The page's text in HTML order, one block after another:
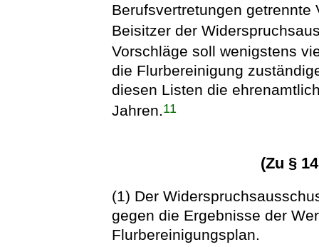
Berufsvertretungen
Beisitzer der
Vorschläge soll wenigstens
die Flurbereinigung
diesen Listen die
Jahren.11
(Zu §
(1) Der
gegen die Ergebnisse der
Flurbereinigungsplan.